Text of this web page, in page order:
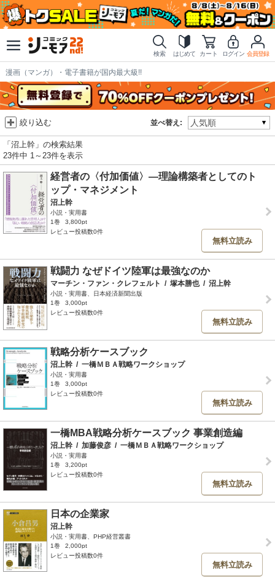
検索 はじめて カート ログイン 会員登録
漫画（マンガ）・電子書籍が国内最大級!!
並べ替え:
絞り込む
「沼上幹」の検索結果
23件中 1～23件を表示
経営者の〈付加価値〉―理論構築者としてのト
ップ・マネジメント
沼上幹
小説・実用書
1巻
3,800pt
レビュー投稿数0件
無料立読み
戦闘力 なぜドイツ陸軍は最強なのか
マーチン・ファン・クレフェルト / 塚本勝也 / 沼上幹
小説・実用書、日本経済新聞出版
1巻
3,000pt
レビュー投稿数0件
無料立読み
戦略分析ケースブック
沼上幹 / 一橋ＭＢＡ戦略ワークショップ
小説・実用書
1巻
3,000pt
レビュー投稿数0件
無料立読み
一橋MBA戦略分析ケースブック 事業創造編
沼上幹 / 加藤俊彦 / 一橋ＭＢＡ戦略ワークショップ
小説・実用書
1巻
3,200pt
レビュー投稿数0件
無料立読み
日本の企業家
沼上幹
小説・実用書、PHP経営叢書
1巻
2,000pt
レビュー投稿数0件
無料立読み